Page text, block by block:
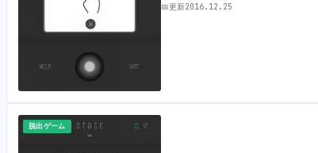
📅更新2016.12.25
脱出ゲーム